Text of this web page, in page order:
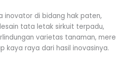
inovator di bidang hak paten,
tata letak sirkuit terpadu,
varietas tanaman, mere
kaya raya dari hasil inovasinya.